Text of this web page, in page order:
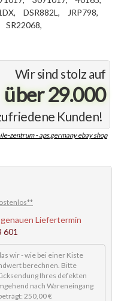
Wir sind stolz auf
über 29.000
Kunden!
zentrum - aps.germany ebay shop
DSR882L,
JRP798,
SR22068,
Liefertermin
601
wir - wie bei einer Kiste
berechnen. Bitte
Ihres defekten
nach Wareneingang
250,00 €